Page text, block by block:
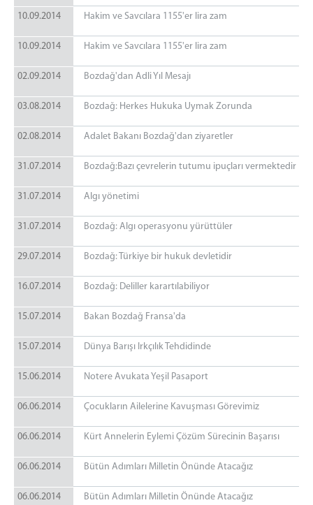
10.09.2014 Hakim ve Savcılara 1155'er lira zam
10.09.2014 Hakim ve Savcılara 1155'er lira zam
02.09.2014 Bozdağ'dan Adli Yıl Mesajı
03.08.2014 Bozdağ: Herkes Hukuka Uymak Zorunda
02.08.2014 Adalet Bakanı Bozdağ'dan ziyaretler
31.07.2014 Bozdağ:Bazı çevrelerin tutumu ipuçları vermektedir
31.07.2014 Algı yönetimi
31.07.2014 Bozdağ: Algı operasyonu yürüttüler
29.07.2014 Bozdağ: Türkiye bir hukuk devletidir
16.07.2014 Bozdağ: Deliller karartılabiliyor
15.07.2014 Bakan Bozdağ Fransa'da
15.07.2014 Dünya Barışı Irkçılık Tehdidinde
15.06.2014 Notere Avukata Yeşil Pasaport
06.06.2014 Çocukların Ailelerine Kavuşması Görevimiz
06.06.2014 Kürt Annelerin Eylemi Çözüm Sürecinin Başarısı
06.06.2014 Bütün Adımları Milletin Önünde Atacağız
06.06.2014 Bütün Adımları Milletin Önünde Atacağız